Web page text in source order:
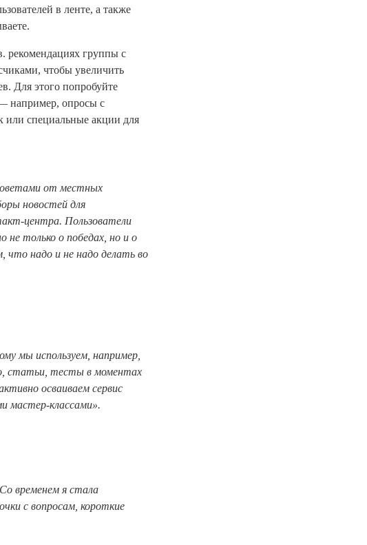
в ленте, а также
группы с
чтобы увеличить
Для этого попробуйте
например, опросы с
или специальные акции для
от местных
новостей для
центра. Пользователи
не только о победах, но и о
что надо и не надо делать во
мы используем, например,
статьи, тесты в моментах
осваиваем сервис
мастер-классами».
временем я стала
с вопросам, короткие